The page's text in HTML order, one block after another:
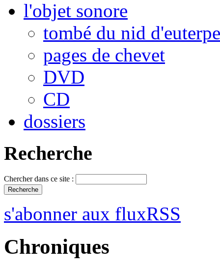
l'objet sonore
tombé du nid d'euterpe
pages de chevet
DVD
CD
dossiers
Recherche
Chercher dans ce site :
s'abonner aux fluxRSS
Chroniques